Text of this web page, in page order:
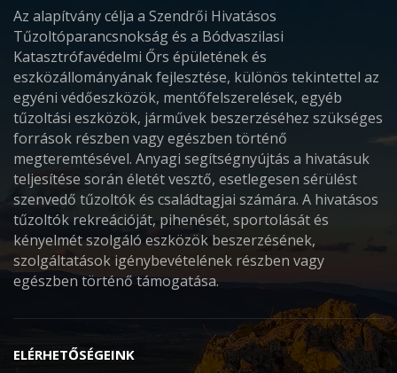
Az alapítvány célja a Szendrői Hivatásos
Tűzoltóparancsnokság és a Bódvaszilasi
Katasztrófavédelmi Őrs épületének és
eszközállományának fejlesztése, különös tekintettel az
egyéni védőeszközök, mentőfelszerelések, egyéb
tűzoltási eszközök, járművek beszerzéséhez szükséges
források részben vagy egészben történő
megteremtésével. Anyagi segítségnyújtás a hivatásuk
teljesítése során életét vesztő, esetlegesen sérülést
szenvedő tűzoltók és családtagjai számára. A hivatásos
tűzoltók rekreációját, pihenését, sportolását és
kényelmét szolgáló eszközök beszerzésének,
szolgáltatások igénybevételének részben vagy
egészben történő támogatása.
ELÉRHETŐSÉGEINK